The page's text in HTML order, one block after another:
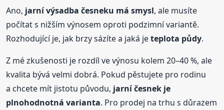
Ano, jarnívýsadba česneku má smysl, ale musíte
počítat s nižším výnosem oproti podzimní variantě.
Rozhodující je, jak brzy sázíte a jaká jeteplota půdy.
Z mé zkušenosti je rozdíl ve výnosu kolem 20–40 %, ale
kvalita bývá velmi dobrá. Pokud pěstujete pro rodinu
a chcete mít jistotu původu, jarníčesnek je
plnohodnotná varianta. Pro prodej na trhu s důrazem